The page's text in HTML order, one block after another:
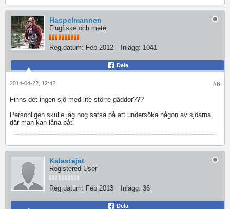
Haspelmannen
Flugfiske och mete
Reg.datum: Feb 2012 Inlägg: 1041
Dela
#6
2014-04-22, 12:42
Finns det ingen sjö med lite större gäddor???
Personligen skulle jag nog satsa på att undersöka någon av sjöarna
där man kan låna båt.
Kalastajat
Registered User
Reg.datum: Feb 2013 Inlägg: 36
Dela